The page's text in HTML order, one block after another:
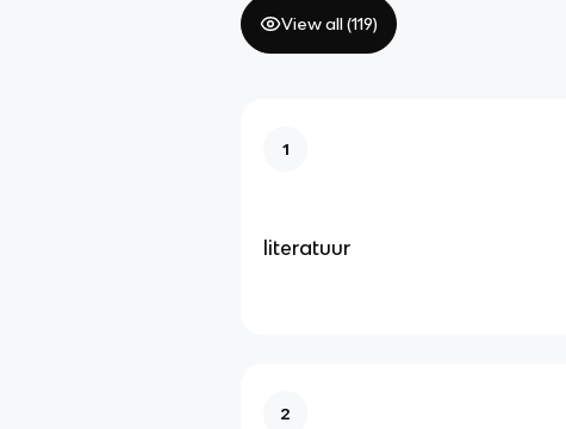
View all (119)
1
literatuur
2